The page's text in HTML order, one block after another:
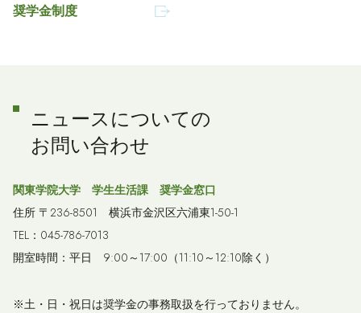
奨学金制度
ニュースについての
お問い合わせ
関東学院大学 学生生活課 奨学金窓口
住所 〒236-8501 横浜市金沢区六浦東1-50-1
TEL：045-786-7013
開室時間：平日 9:00～17:00（11:10～12:10除く）
※土・日・祝日は奨学金の事務取扱を行っておりません。